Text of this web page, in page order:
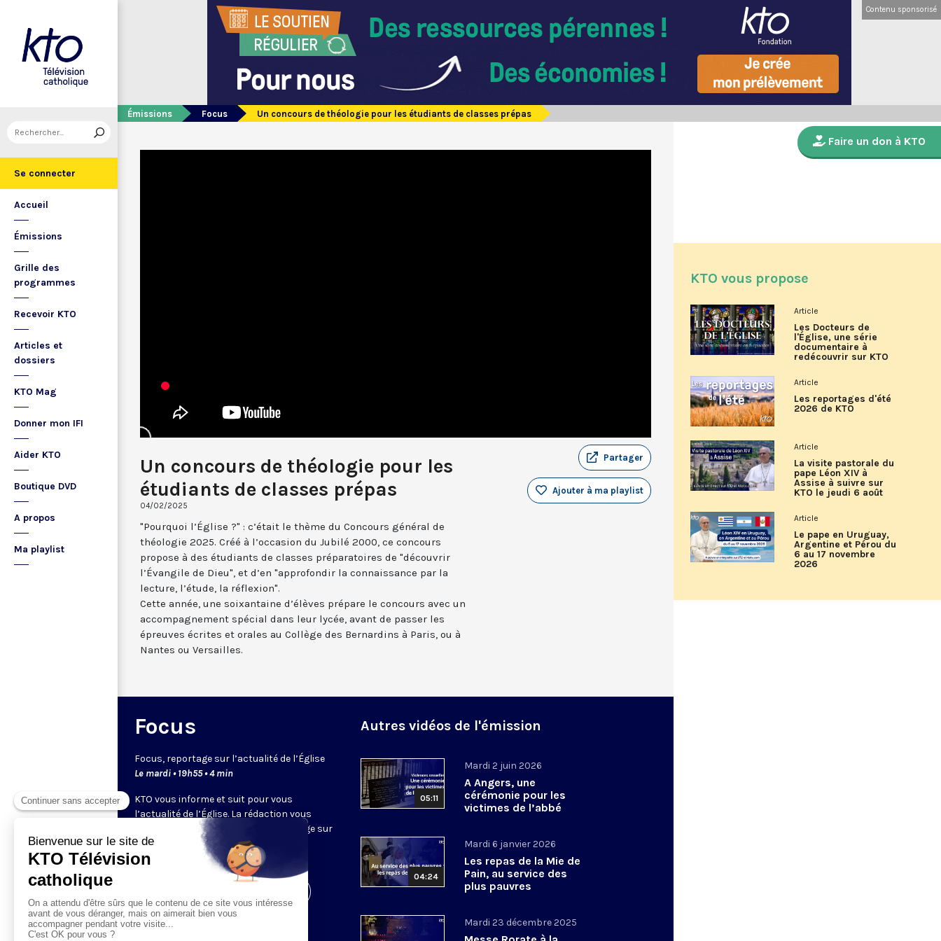
Se connecter
Accueil
Émissions
Grille des
programmes
Recevoir KTO
Articles et
dossiers
KTO Mag
Donner mon IFI
Aider KTO
Boutique DVD
A propos
Ma playlist
Contenu sponsorisé
Émissions Focus Un concours de théologie pour les étudiants de classes prépas
Un concours de théologie pour les
étudiants de classes prépas
04/02/2025
Partager
Ajouter à ma playlist
"Pourquoi l’Église ?" : c’était le thème du Concours général de
théologie 2025. Créé à l’occasion du Jubilé 2000, ce concours
propose à des étudiants de classes préparatoires de "découvrir
l’Évangile de Dieu", et d’en "approfondir la connaissance par la
lecture, l’étude, la réflexion".
Cette année, une soixantaine d’élèves prépare le concours avec un
accompagnement spécial dans leur lycée, avant de passer les
épreuves écrites et orales au Collège des Bernardins à Paris, ou à
Nantes ou Versailles.
Focus
Focus, reportage sur l’actualité de l’Église
Le mardi • 19h55 • 4 min
KTO vous informe et suit pour vous
l’actualité de l’Église. La rédaction vous
propose, chaque semaine, un reportage sur
un sujet ou événement d’actualité.
Autres vidéos de l'émission
05:11
Mardi 2 juin 2026
A Angers, une
cérémonie pour les
victimes de l’abbé
04:24
Mardi 6 janvier 2026
Les repas de la Mie de
Pain, au service des
plus pauvres
Mardi 23 décembre 2025
Faire un don à KTO
KTO vous propose
Article
Les Docteurs de
l'Église, une série
documentaire à
redécouvrir sur KTO
Article
Les reportages d'été
2026 de KTO
Article
La visite pastorale du
pape Léon XIV à
Assise à suivre sur
KTO le jeudi 6 août
Article
Le pape en Uruguay,
Argentine et Pérou du
6 au 17 novembre
2026